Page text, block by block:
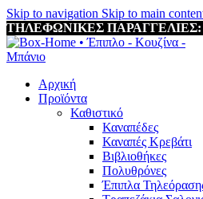
Skip to navigation Skip to main
ΤΗΛΕΦΩΝΙΚΕΣ ΠΑΡΑΓΓΕΛΙΕΣ:
Αρχική
Προϊόντα
Καθιστικό
Καναπέδες
Καναπές Κρεβάτι
Βιβλιοθήκες
Πολυθρόνες
Έπιπλα